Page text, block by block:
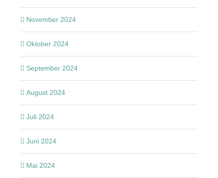
November 2024
Oktober 2024
September 2024
August 2024
Juli 2024
Juni 2024
Mai 2024